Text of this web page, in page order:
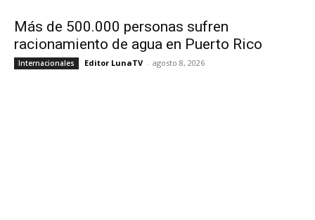
Más de 500.000 personas sufren
racionamiento de agua en Puerto Rico
Internacionales Editor LunaTV - agosto 8, 2026